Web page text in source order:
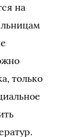
на
только